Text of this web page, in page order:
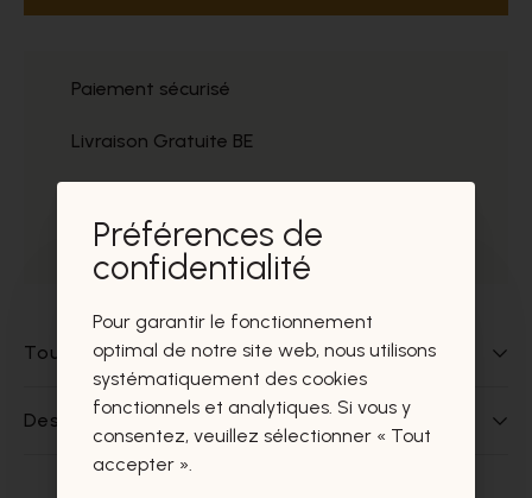
Paiement sécurisé
Livraison Gratuite BE
Prélèvement gratuit
Tout sur ce produit
Des questions sur ce produit?
Préférences de
confidentialité
Pour garantir le fonctionnement
optimal de notre site web, nous utilisons
systématiquement des cookies
fonctionnels et analytiques. Si vous y
consentez, veuillez sélectionner « Tout
accepter ».